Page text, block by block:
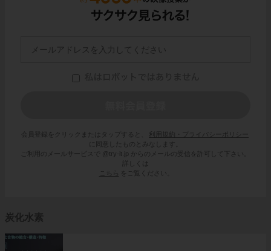
会員登録をクリックまたはタップすると、
利用規約・プライバシーポリシー
に同意したものとみなします。
ご利用のメールサービスで @try-it.jp からのメールの受信を許可して下さい。
詳しくは
こちら
をご覧ください。
炭化水素